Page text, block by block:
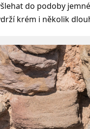
do podoby
krém i několik